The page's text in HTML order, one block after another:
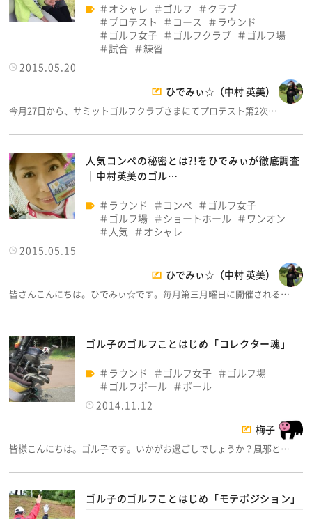
オシャレ ゴルフ
クラブ
プロテスト
コース
ラウンド
ゴルフ女子
ゴルフクラブ
ゴルフ場
試合
練習
2015.05.20
ひでみぃ☆（中村 英美）
今月27日から、サミットゴルフクラブさまにてプロテスト第2次…
人気コンペの秘密とは?!をひでみぃが徹底調査
│中村英美のゴル…
ラウンド コンペ
ゴルフ女子
ゴルフ場
ショートホール
ワンオン
人気
オシャレ
2015.05.15
ひでみぃ☆（中村 英美）
皆さんこんにちは。ひでみぃ☆です。毎月第三月曜日に開催される…
ゴル子のゴルフことはじめ「コレクター魂」
ラウンド ゴルフ女子
ゴルフ場
ゴルフボール
ボール
2014.11.12
梅子
皆様こんにちは。ゴル子です。いかがお過ごしでしょうか？風邪と…
ゴル子のゴルフことはじめ「モテポジション」